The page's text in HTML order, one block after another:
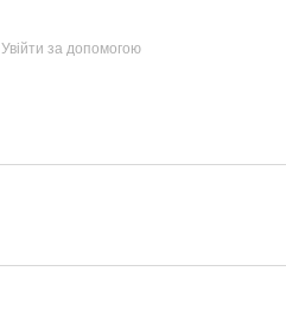
Увійти за допомогою